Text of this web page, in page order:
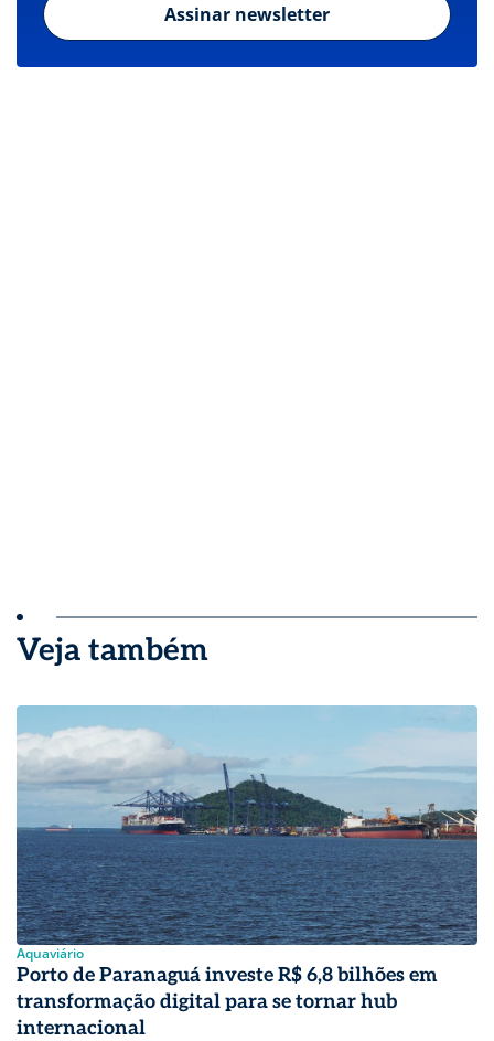
Assinar newsletter
Veja também
Aquaviário
Porto de Paranaguá investe R$ 6,8 bilhões em
transformação digital para se tornar hub
internacional